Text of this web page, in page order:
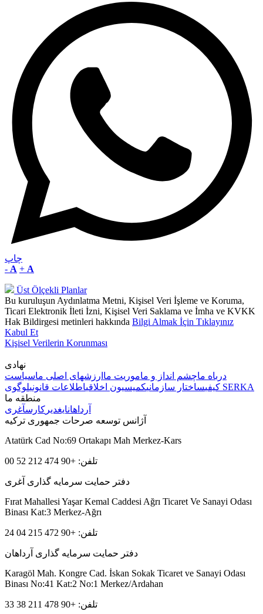
چاپ
- A + A
Üst Ölçekli Planlar
Bu kuruluşun Aydınlatma Metni, Kişisel Veri İşleme ve Koruma,
Ticari Elektronik İleti İzni, Kişisel Veri Saklama ve İmha ve KVKK
Hak Bildirgesi metinleri hakkında Bilgi Almak İçin Tıklayınız
Kabul Et
Kişisel Verilerin Korunması
نهادی
درباه ماچشم انداز و ماموریت ما ارزشهای اصلی ماسیاست
کیفیساختار سازمانیکمیسیون اخلاقیاطلاعات قانونی
لوگوی SERKA
منطقه ما
آرداهانایغدیر کارسآغری
آژانس توسعه صرحات جمهوری ترکیه
Atatürk Cad No:69 Ortakapı Mah Merkez-Kars
تلفن: +90 474 212 52 00
دفتر حمایت سرمایه گذاری آغری
Fırat Mahallesi Yaşar Kemal Caddesi Ağrı Ticaret Ve Sanayi Odası
Binası Kat:3 Merkez-Ağrı
تلفن: +90 472 215 04 24
دفتر حمایت سرمایه گذاری آرداهان
Karagöl Mah. Kongre Cad. İskan Sokak Ticaret ve Sanayi Odası
Binası No:41 Kat:2 No:1 Merkez/Ardahan
تلفن: +90 478 211 38 33